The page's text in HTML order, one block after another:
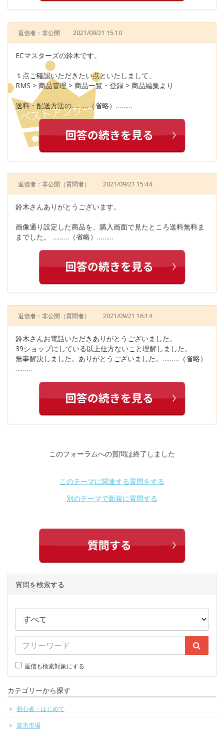
返信者：非公開 2021/09/21 15:10
ECマスターズの鈴木です。
１点ご確認いただきたい点といたしまして、
RMS > 商品管理 > 商品一覧・登録 > 商品編集より
送料・配送方法の………（省略）………
返信者：非公開 （質問者） 2021/09/21 15:44
鈴木さんありがとうございます。
画像通り設定した商品を、購入画面で見たところ送料無料ま
までした。 ………（省略）………
返信者：非公開 （質問者） 2021/09/21 16:14
鈴木さんお電話いただきありがとうございました。
39ショップにしている以上仕方ないこと理解しました。
無事解決しました。ありがとうございました。………（省略）
………
このフォーラムへの質問は終了しました
このテーマに関連する質問をする
別のテーマで新規に質問する
質問を検索する
返信も検索対象にする
カテゴリーから探す
初心者・はじめて
楽天市場